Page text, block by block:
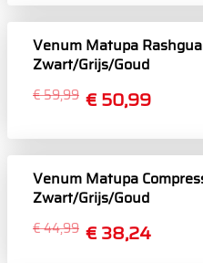
Venum Matupa
Zwart/Grijs/Goud
€ 50,99
€ 59,99
Venum Matupa
Zwart/Grijs/Goud
€ 38,24
€ 44,99